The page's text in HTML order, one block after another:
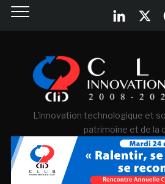
L'innovation technologique et
patrimoine et de la